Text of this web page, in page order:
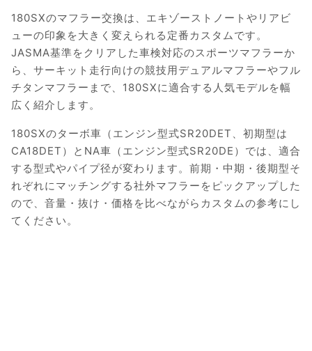
180SXのマフラー交換は、エキゾーストノートやリアビ
ューの印象を大きく変えられる定番カスタムです。
JASMA基準をクリアした車検対応のスポーツマフラーか
ら、サーキット走行向けの競技用デュアルマフラーやフル
チタンマフラーまで、180SXに適合する人気モデルを幅
広く紹介します。
180SXのターボ車（エンジン型式SR20DET、初期型は
CA18DET）とNA車（エンジン型式SR20DE）では、適合
する型式やパイプ径が変わります。前期・中期・後期型そ
れぞれにマッチングする社外マフラーをピックアップした
ので、音量・抜け・価格を比べながらカスタムの参考にし
てください。